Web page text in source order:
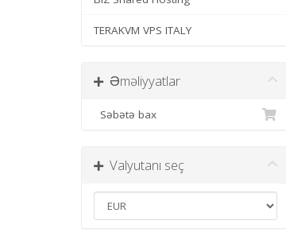
TERAKVM VPS ITALY
Əməliyyatlar
Səbətə bax
Valyutanı seç